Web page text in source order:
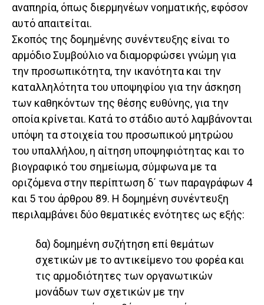
αναπηρία, όπως διερμηνέων νοηματικής, εφόσον
αυτό απαιτείται.
Σκοπός της δομημένης συνέντευξης είναι το
αρμόδιο Συμβούλιο να διαμορφώσει γνώμη για
την προσωπικότητα, την ικανότητα και την
καταλληλότητα του υποψηφίου για την άσκηση
των καθηκόντων της θέσης ευθύνης, για την
οποία κρίνεται. Κατά το στάδιο αυτό λαμβάνονται
υπόψη τα στοιχεία του προσωπικού μητρώου
του υπαλλήλου, η αίτηση υποψηφιότητας και το
βιογραφικό του σημείωμα, σύμφωνα με τα
οριζόμενα στην περίπτωση δ΄ των παραγράφων 4
και 5 του άρθρου 89. Η δομημένη συνέντευξη
περιλαμβάνει δύο θεματικές ενότητες ως εξής:
δα) δομημένη συζήτηση επί θεμάτων
σχετικών με το αντικείμενο του φορέα και
τις αρμοδιότητες των οργανωτικών
μονάδων των σχετικών με την